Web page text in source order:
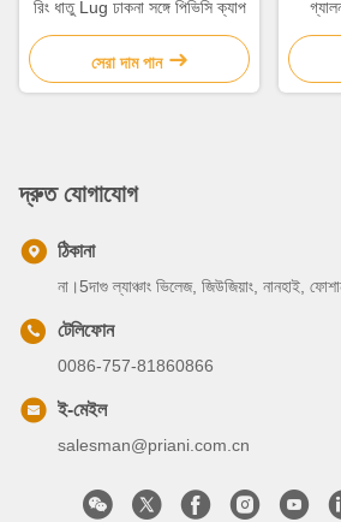
রিং ধাতু Lug ঢাকনা সঙ্গে পিভিসি ক্যাপ
সেরা দাম পান
দ্রুত যোগাযোগ
ঠিকানা
না।5দাগু ল্যাঞ্চাং ভিলেজ, জিউজিয়াং, নানহাই,
টেলিফোন
0086-757-81860866
ই-মেইল
salesman@priani.com.cn